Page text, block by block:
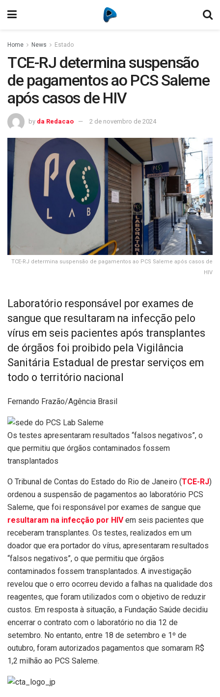
Home News Estado
TCE-RJ determina suspensão
de pagamentos ao PCS Saleme
após casos de HIV
by da Redacao 2 de novembro de 2024
TCE-RJ determina suspensão de pagamentos ao PCS Saleme após casos de
HIV
Laboratório responsável por exames de
sangue que resultaram na infecção pelo
vírus em seis pacientes após transplantes
de órgãos foi proibido pela Vigilância
Sanitária Estadual de prestar serviços em
todo o território nacional
Fernando Frazão/Agência Brasil
Os testes apresentaram resultados “falsos negativos”, o
que permitiu que órgãos contaminados fossem
transplantados
O Tribunal de Contas do Estado do Rio de Janeiro (TCE-RJ)
ordenou a suspensão de pagamentos ao laboratório PCS
Saleme, que foi responsável por exames de sangue que
resultaram na infecção por HIVem seis pacientes que
receberam transplantes. Os testes, realizados em um
doador que era portador do vírus, apresentaram resultados
“falsos negativos”, o que permitiu que órgãos
contaminados fossem transplantados. A investigação
revelou que o erro ocorreu devido a falhas na qualidade dos
reagentes, que foram utilizados com o objetivo de reduzir
custos. Em resposta à situação, a Fundação Saúde decidiu
encerrar o contrato com o laboratório no dia 12 de
setembro. No entanto, entre 18 de setembro e 1º de
outubro, foram autorizados pagamentos que somaram R$
1,2 milhão ao PCS Saleme.